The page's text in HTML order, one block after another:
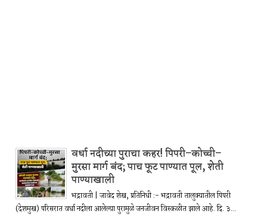
वर्धा नदीच्या पुराचा कहर! पिपरी–कोच्ची–
मुरसा मार्ग बंद; पाच फूट पाण्यात पूल, शेती
पाण्याखाली
भद्रावती | जावेद शेख, प्रतिनिधी :- भद्रावती तालुक्यातील पिपरी
(देशमुख) परिसरात वर्धा नदीला आलेल्या पुरामुळे जनजीवन विस्कळीत झाले आहे. दि. ३...